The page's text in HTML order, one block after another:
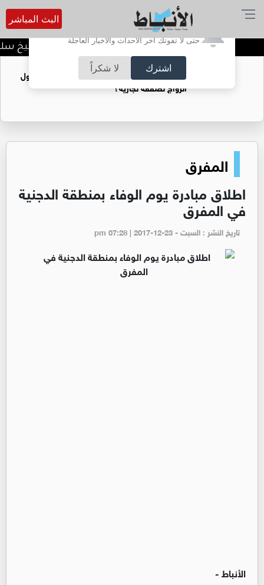
أترغب في تفعيل الإشعارات؟
حتى لا تفوتك آخر الأحداث والأخبار العاجلة
اشترك لا شكراً
البث المباشر
د. منذر جرادات يهنىء الشيخ
فتيات يستغللنه لتحقيق مكاسب مادية.. هل تحول
الزواج لصفقة تجارية؟
المفرق
اطلاق مبادرة يوم الوفاء بمنطقة الدجنية
في المفرق
تاريخ النشر : السبت - pm 07:28 | 2017-12-23
الأنباط -